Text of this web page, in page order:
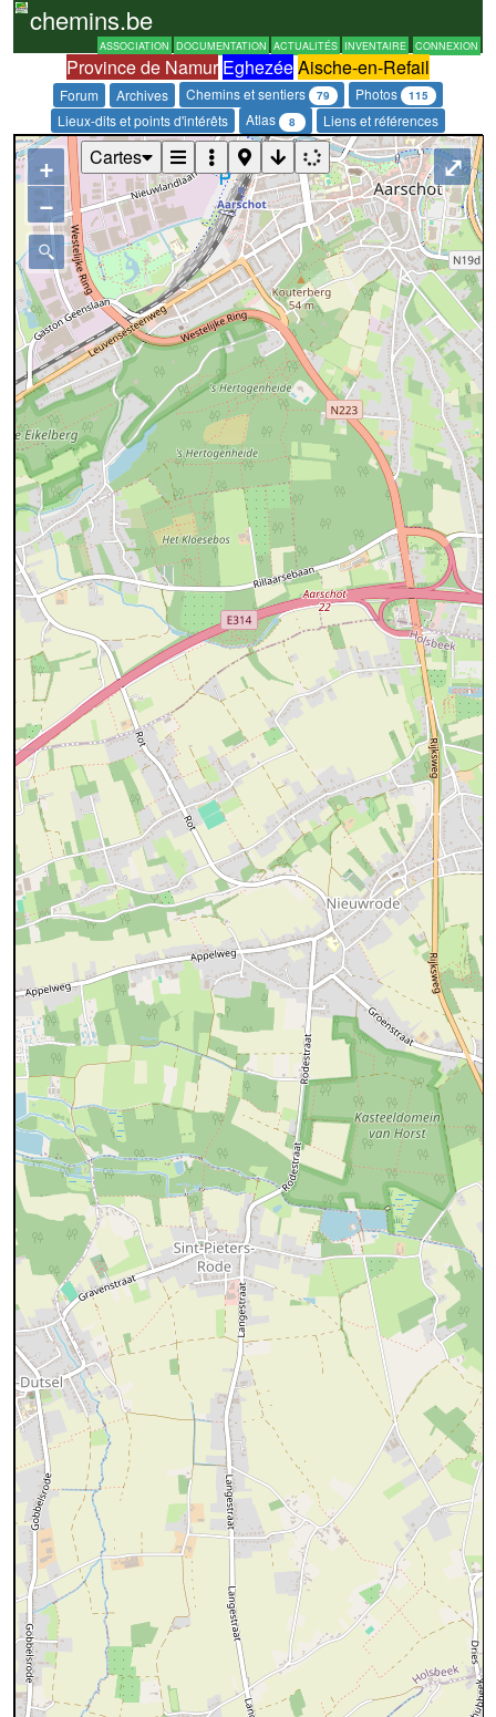
chemins.be
ASSOCIATION DOCUMENTATION ACTUALITÉS INVENTAIRE CONNEXION
Province de Namur EghezéeAische-en-Refail
Forum Archives Chemins et sentiers 79 Photos 115
Lieux-dits et points d'intérêts Atlas 8 Liens et références
+
−
⤢
Cartes